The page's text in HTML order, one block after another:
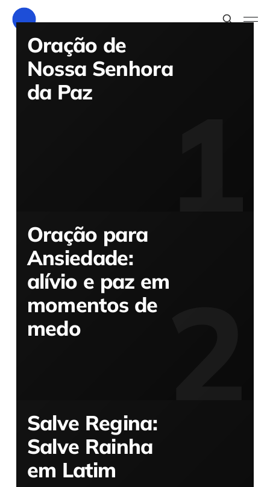
Oração de
Nossa Senhora
da Paz
Oração para
Ansiedade:
alívio e paz em
momentos de
medo
Salve Regina:
Salve Rainha
em Latim